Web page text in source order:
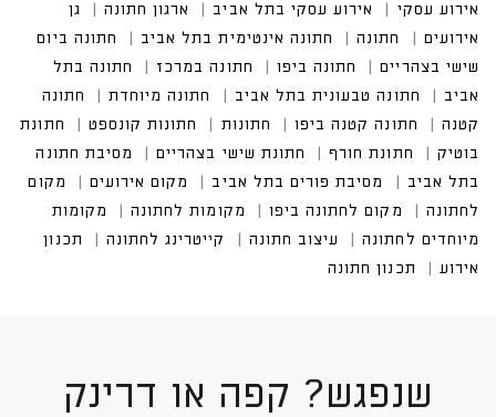
אירוע עסקי בתל אביב
חתונה אינטימית בתל אביב
חתונה ביום שישי בצהריים
שנפגש? קפה או דרינק